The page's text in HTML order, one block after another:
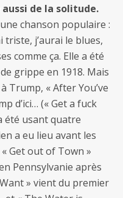
de la solitude.
chanson populaire :
j’aurai le blues,
comme ça. Elle a été
grippe en 1918. Mais
Trump, « After You’ve
d’ici… (« Get a fuck
été usant quatre
a eu lieu avant les
Get out of Town »
Pennsylvanie après
» vient du premier